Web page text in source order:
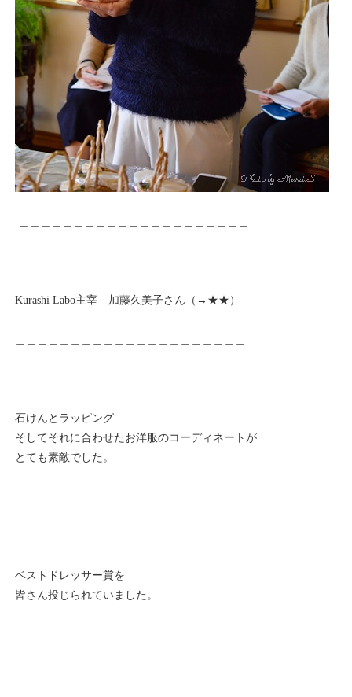
Kurashi Labo主宰 加藤久美子さん（→ ★★ ）
石けんとラッピング
そしてそれに合わせたお洋服のコーディネートが
とても素敵でした。
ベストドレッサー賞を
皆さん投じられていました。